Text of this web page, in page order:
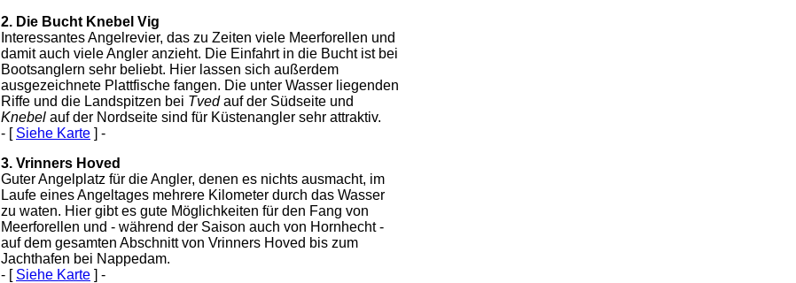
2. Die Bucht Knebel Vig
Interessantes Angelrevier, das zu Zeiten viele Meerforellen und
damit auch viele Angler anzieht. Die Einfahrt in die Bucht ist bei
Bootsanglern sehr beliebt. Hier lassen sich außerdem
ausgezeichnete Plattfische fangen. Die unter Wasser liegenden
Riffe und die Landspitzen bei Tvedauf der Südseite und
Knebel auf der Nordseite sind für Küstenangler sehr attraktiv.
- [ Siehe Karte ] -
3. Vrinners Hoved
Guter Angelplatz für die Angler, denen es nichts ausmacht, im
Laufe eines Angeltages mehrere Kilometer durch das Wasser
zu waten. Hier gibt es gute Möglichkeiten für den Fang von
Meerforellen und - während der Saison auch von Hornhecht -
auf dem gesamten Abschnitt von Vrinners Hoved bis zum
Jachthafen bei Nappedam.
- [ Siehe Karte ] -